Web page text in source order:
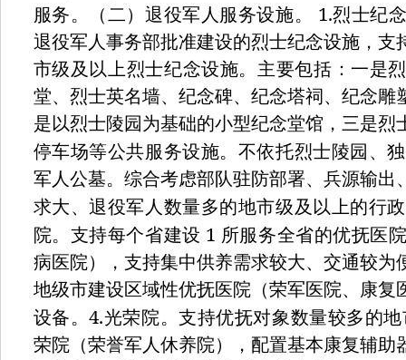
服务。（二）退役军人服务设施。
1.烈士纪
退役军人事务部批准建设的烈士纪念设施，支
市级及以上烈士纪念设施。主要包括：一是
堂、烈士英名墙、纪念碑、纪念塔祠、纪念雕
是以烈士陵园为基础的小型纪念堂馆，三是烈
停车场等公共服务设施。不依托烈士陵园、
军人公墓。综合考虑部队驻防部署、兵源输出
求大、退役军人数量多的地市级及以上的行
院。支持每个省建设 1 所服务全省的优抚医
病医院），支持集中供养需求较大、交通较为
地级市建设区域性优抚医院（荣军医院、康复
设备。4.光荣院。支持优抚对象数量较多的
荣院（荣誉军人休养院），配置基本康复辅助